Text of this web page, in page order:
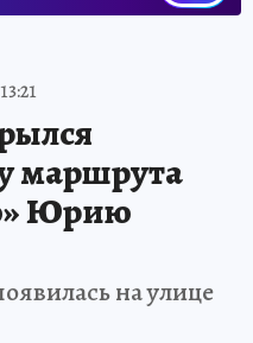
маршрута
Юрию
на улице